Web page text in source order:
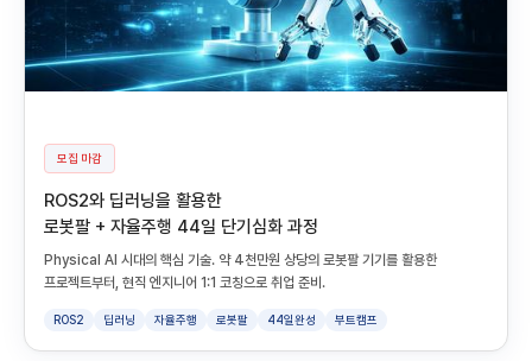
모집 마감
ROS2와 딥러닝을 활용한
로봇팔 + 자율주행 44일 단기심화 과정
Physical AI 시대의 핵심 기술. 약 4천만원 상당의 로봇팔 기기를 활용한
프로젝트부터, 현직 엔지니어 1:1 코칭으로 취업 준비.
ROS2 딥러닝 자율주행 로봇팔 44일완성 부트캠프